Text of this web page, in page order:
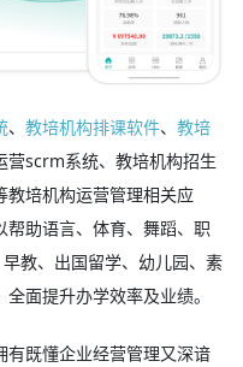
、教培机构排课软件、教培
营scrm系统、教培机构招生
教培机构运营管理相关应
帮助语言、体育、舞蹈、职
教、出国留学、幼儿园、素
面提升办学效率及业绩。
既懂企业经营管理又深谙